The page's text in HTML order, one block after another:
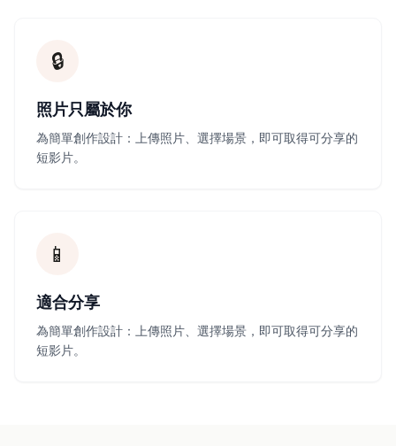
🔒
照片只屬於你
為簡單創作設計：上傳照片、選擇場景，即可取得可分享的
短影片。
📱
適合分享
為簡單創作設計：上傳照片、選擇場景，即可取得可分享的
短影片。